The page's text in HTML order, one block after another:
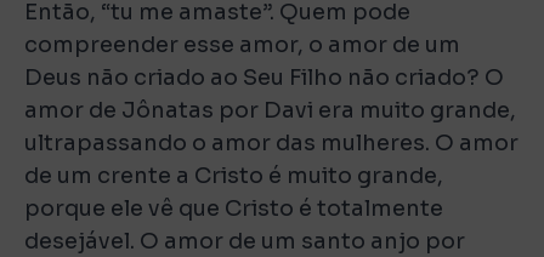
Então, “tu me amaste”. Quem pode
compreender esse amor, o amor de um
Deus não criado ao Seu Filho não criado? O
amor de Jônatas por Davi era muito grande,
ultrapassando o amor das mulheres. O amor
de um crente a Cristo é muito grande,
porque ele vê que Cristo é totalmente
desejável. O amor de um santo anjo por